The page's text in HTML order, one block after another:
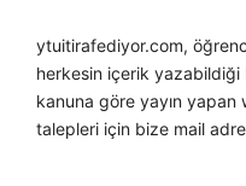
ytuitirafediyor.com,
herkesin içerik yazabildiği
kanuna göre yayın yapan
talepleri için bize mail